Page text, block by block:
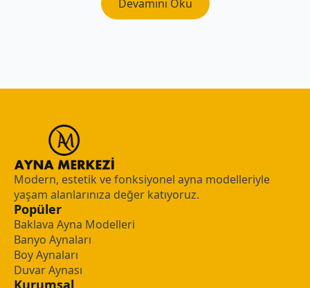
Devamını Oku
Modern, estetik ve fonksiyonel ayna modelleriyle
yaşam alanlarınıza değer katıyoruz.
Popüler
Baklava Ayna Modelleri
Banyo Aynaları
Boy Aynaları
Duvar Aynası
Kurumsal